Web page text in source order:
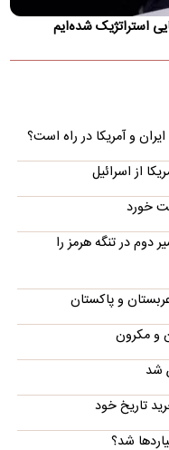
با رد ادعای اعمال ضریب
و عمان بر سر عوارض
و عمان در مذاکرات برای
بر سر میزان عوارض عبور…
پیش‌بینی جدید از قیمت طلا؛ هر اونس به ۴۷۰۰ دلار
جهانی طلا هنوز به پایان
می‌تواند تا پایان…
اثر فاخر از عهد تیموریان تا دوره
هنر کلاسیک و سنتی
اخیر یک نماینده
بیانیه‌ای خواستار
استراتژیک شده‌ایم
و آمریکا در راه است؟
از اسرائیل
خورد
در تنگه هرمز را
و پاکستان
و مکرون
شد
تاریخ خود
شد؟